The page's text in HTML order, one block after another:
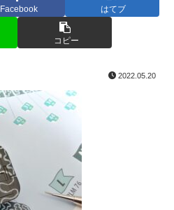
Facebook はてブ
コピー
2022.05.20